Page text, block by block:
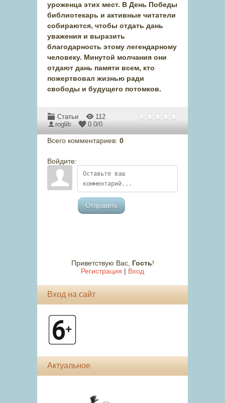
уроженца этих мест. В День Победы
библиотекарь и активные читатели
собираются, чтобы отдать дань
уважения и выразить
благодарность этому легендарному
человеку. Минутой молчания они
отдают дань памяти всем, кто
пожертвовал жизнью ради
свободы и будущего потомков.
Статьи
112
roglib
0.0/0
Всего комментариев: 0
Войдите:
Отправить
Приветствую Вас, Гость!
Регистрация | Вход
Вход на сайт
Актуальное